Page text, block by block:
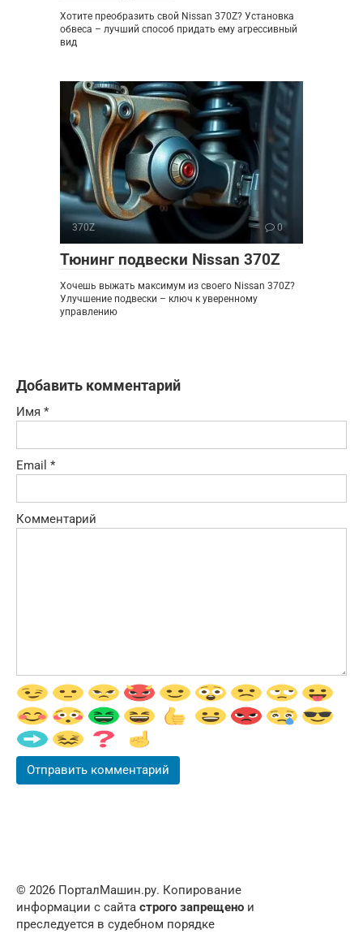
Хотите преобразить свой Nissan 370Z? Установка
обвеса – лучший способ придать ему агрессивный
вид
370Z 0
Тюнинг подвески Nissan 370Z
Хочешь выжать максимум из своего Nissan 370Z?
Улучшение подвески – ключ к уверенному
управлению
Добавить комментарий
Имя *
Email *
Комментарий
© 2026 ПорталМашин.ру. Копирование
информации с сайта строго запрещено и
преследуется в судебном порядке